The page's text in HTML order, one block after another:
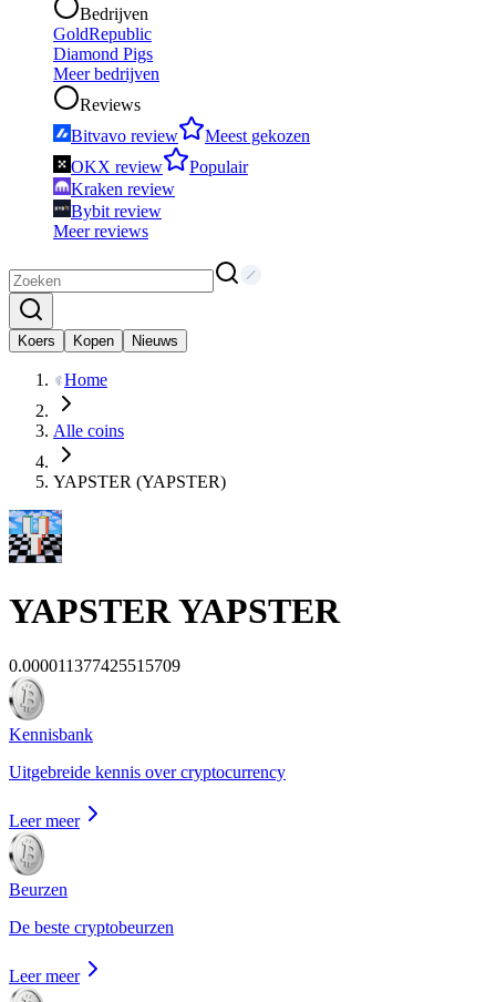
Bedrijven
GoldRepublic
Diamond Pigs
Meer bedrijven
Reviews
Bitvavo review
Meest gekozen
OKX review
Populair
Kraken review
Bybit review
Meer reviews
Koers Kopen Nieuws
Home
Alle coins
YAPSTER (YAPSTER)
YAPSTERYAPSTER
0.000011377425515709
Kennisbank
Uitgebreide kennis over cryptocurrency
Leer meer
Beurzen
De beste cryptobeurzen
Leer meer